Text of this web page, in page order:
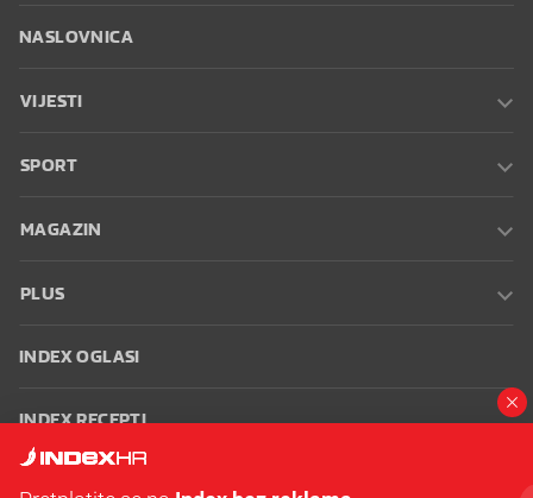
NASLOVNICA
VIJESTI
SPORT
MAGAZIN
PLUS
INDEX OGLASI
INDEX RECEPTI